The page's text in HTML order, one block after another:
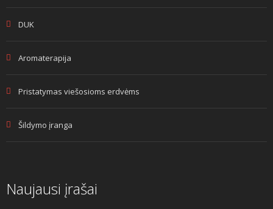
DUK
Aromaterapija
Pristatymas viešosioms erdvėms
Šildymo įranga
Naujausi įrašai